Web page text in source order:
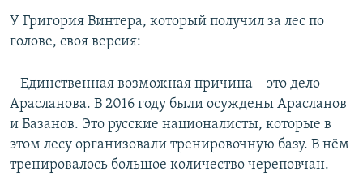
У Григория Винтера, который получил за лес по
голове, своя версия:
– Единственная возможная причина – это дело
Арасланова. В 2016 году были осуждены Арасланов
и Базанов. Это русские националисты, которые в
этом лесу организовали тренировочную базу. В нём
тренировалось большое количество череповчан.